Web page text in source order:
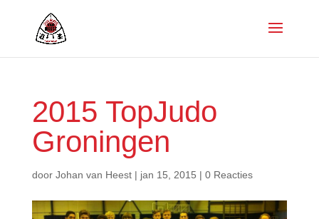
2015 TopJudo
Groningen
door Johan van Heest| jan 15, 2015 | 0 Reacties